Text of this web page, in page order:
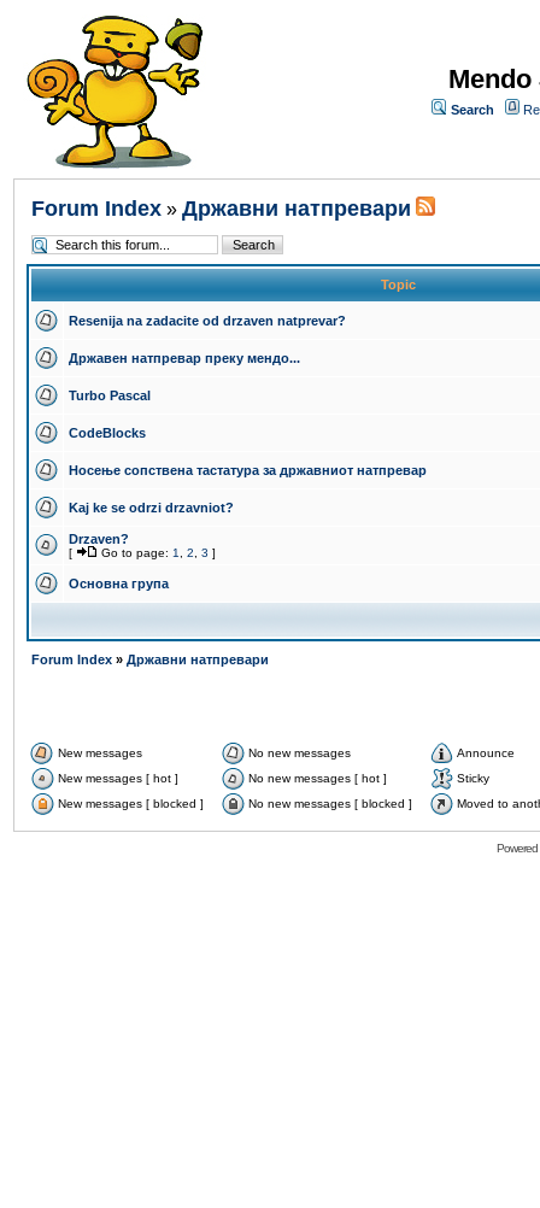
Search
Forum Index » Државни натпревари
Topic
Resenija na zadacite od drzaven natprevar?
Државен натпревар преку мендо...
Turbo Pascal
CodeBlocks
Носење сопствена тастатура за државниот натпревар
Kaj ke se odrzi drzavniot?
Drzaven?
[ Go to page: 1 2 3 ]
Основна група
Forum Index » Државни натпревари
New messages No new messages
Announce
New messages [ hot ]
No new messages [ hot ]
Sticky
New messages [ blocked ]
No new messages [ blocked ] Moved to